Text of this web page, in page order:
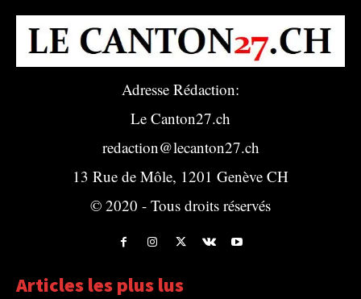
Adresse Rédaction:
Le Canton27.ch
redaction@lecanton27.ch
13 Rue de Môle, 1201 Genève CH
© 2020 - Tous droits réservés
Articles les plus lus